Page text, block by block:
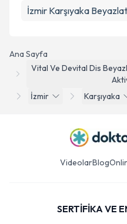
Ana Sayfa
Vital Ve Devital Dis
İzmir
Karşıyaka
İzmir Karşıyaka
VideolarBlog
SERTİFİKA VE